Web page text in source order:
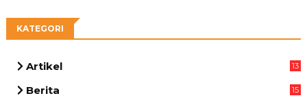
KATEGORI
Artikel
13
Berita
15